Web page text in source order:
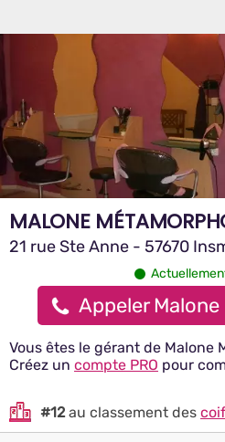
MALONE
21 rue Ste Anne - 57670
Appeler
Vous êtes le gérant de Malone
Créez un compte PRO pour
#12au classement des